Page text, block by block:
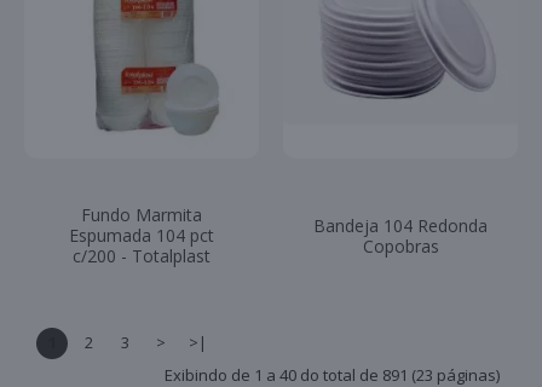
Fundo Marmita
Espumada 104 pct
c/200 - Totalplast
Bandeja 104 Redonda
Copobras
2 3 >
>|
Exibindo de 1 a 40 do total de 891 (23 páginas)